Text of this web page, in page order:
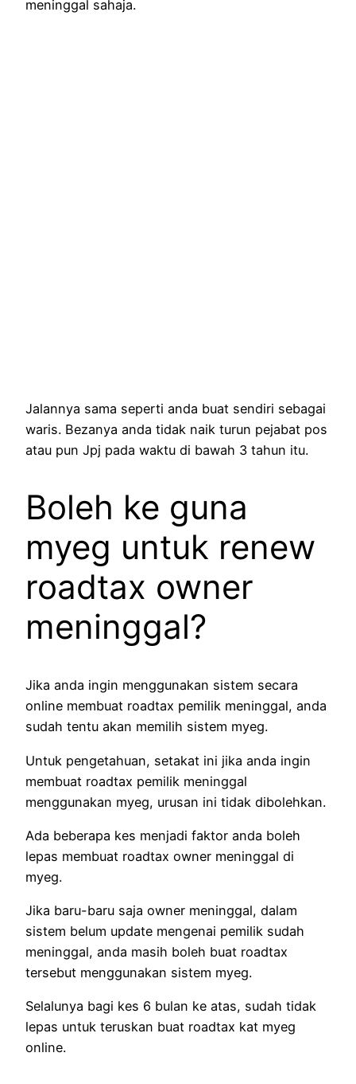
meninggal sahaja.
Jalannya sama seperti anda buat sendiri sebagai
waris. Bezanya anda tidak naik turun pejabat pos
atau pun Jpj pada waktu di bawah 3 tahun itu.
Boleh ke guna
myeg untuk renew
roadtax owner
meninggal?
Jika anda ingin menggunakan sistem secara
online membuat roadtax pemilik meninggal, anda
sudah tentu akan memilih sistem myeg.
Untuk pengetahuan, setakat ini jika anda ingin
membuat roadtax pemilik meninggal
menggunakan myeg, urusan ini tidak dibolehkan.
Ada beberapa kes menjadi faktor anda boleh
lepas membuat roadtax owner meninggal di
myeg.
Jika baru-baru saja owner meninggal, dalam
sistem belum update mengenai pemilik sudah
meninggal, anda masih boleh buat roadtax
tersebut menggunakan sistem myeg.
Selalunya bagi kes 6 bulan ke atas, sudah tidak
lepas untuk teruskan buat roadtax kat myeg
online.